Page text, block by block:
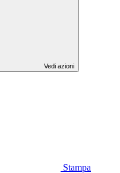
Vedi azioni
Stampa